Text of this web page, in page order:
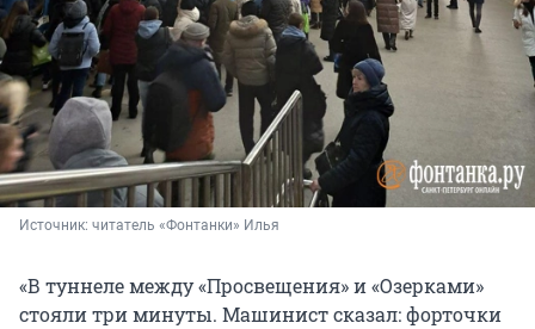
Источник: читатель «Фонтанки» Илья
«В туннеле между «Просвещения» и «Озерками»
стояли три минуты. Машинист сказал: форточки